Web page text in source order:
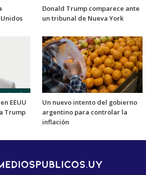
Donald Trump comparece ante
un tribunal de Nueva York
EEUU
Trump
Un nuevo intento del gobierno
argentino para controlar la
inflación